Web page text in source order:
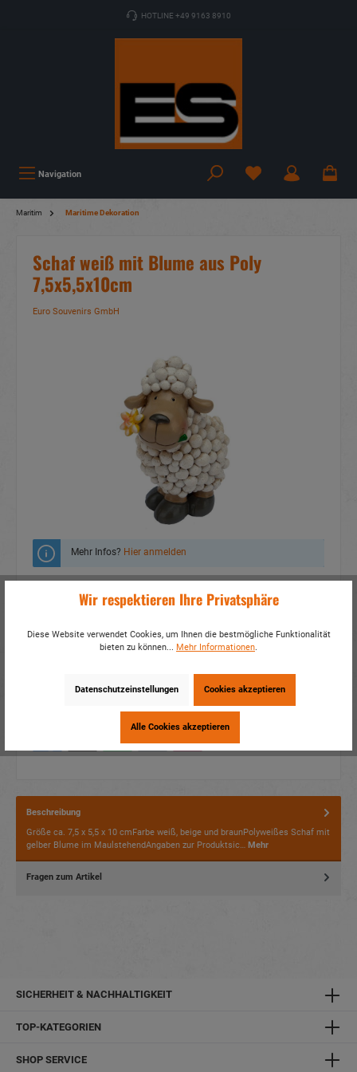
HOTLINE +49 9163 8910
Navigation
Maritim Maritime Dekoration
Schaf weiß mit Blume aus Poly
7,5x5,5x10cm
Euro Souvenirs GmbH
Mehr Infos? Hier anmelden
Zum Merkzettel hinzufügen
Fragen zum Produkt
Verpackungseinheit: 6 / 108
Dieses Produkt weiterempfehlen:
Beschreibung
Größe ca. 7,5 x 5,5 x 10 cmFarbe weiß, beige und braunPolyweißes Schaf mit
gelber Blume im MaulstehendAngaben zur Produktsic… Mehr
Fragen zum Artikel
SICHERHEIT & NACHHALTIGKEIT
TOP-KATEGORIEN
SHOP SERVICE
Wir respektieren Ihre Privatsphäre
Diese Website verwendet Cookies, um Ihnen die bestmögliche Funktionalität
bieten zu können... Mehr Informationen.
Datenschutzeinstellungen Cookies akzeptieren
Alle Cookies akzeptieren